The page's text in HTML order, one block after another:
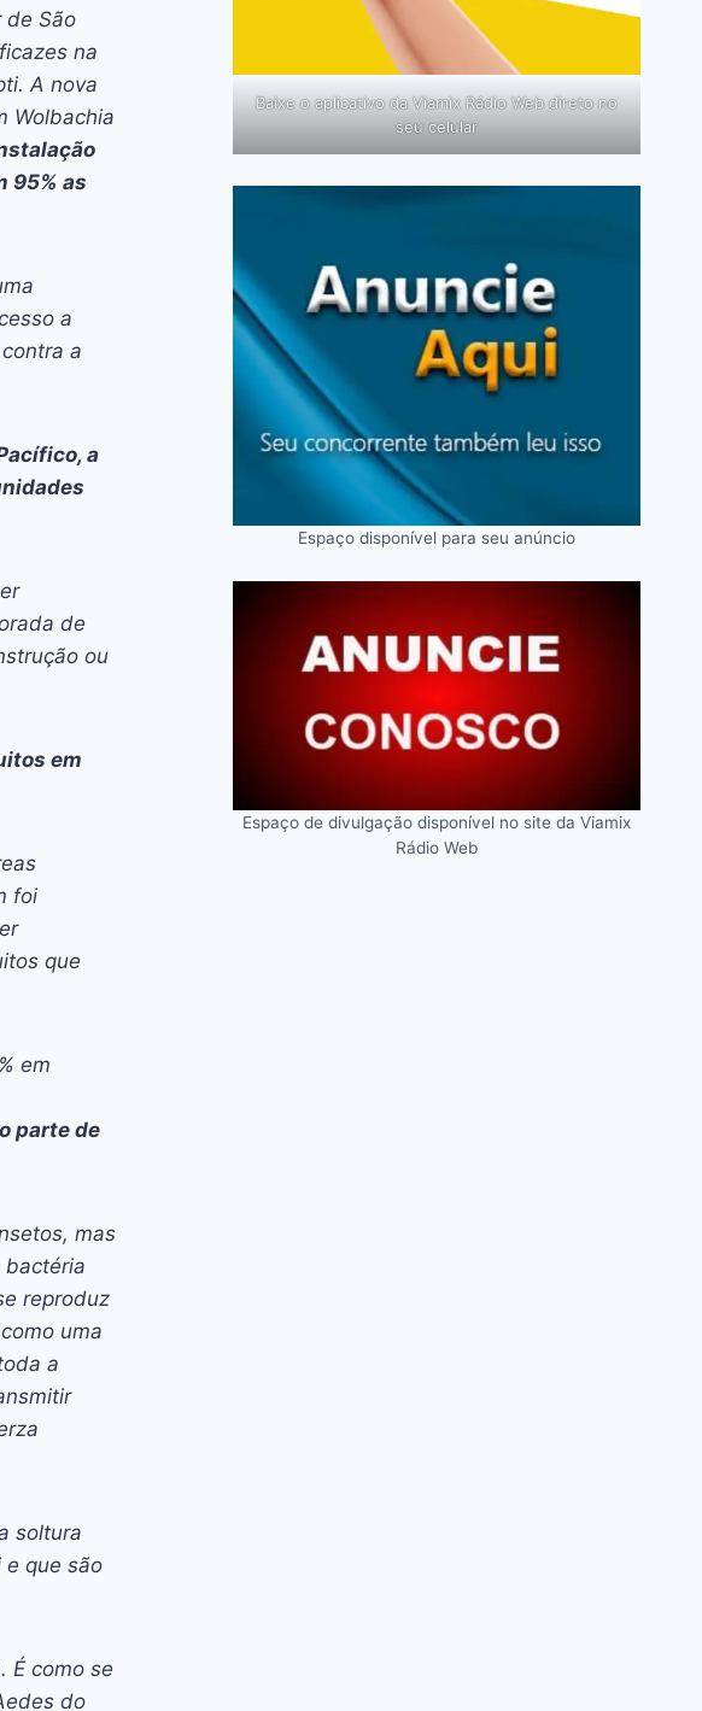
de São
na
A nova
Wolbachia
95% as
a
a
a
de
ou
em
foi
que
em
parte de
mas
bactéria
reproduz
uma
a
soltura
e que são
É como se
do
Baixe o aplicativo da Viamix Rádio Web direto no
seu celular
Espaço disponível para seu anúncio
Espaço de divulgação disponível no site da Viamix
Rádio Web